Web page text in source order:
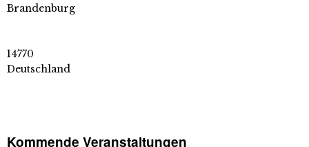
Brandenburg
14770
Deutschland
Kommende Veranstaltungen